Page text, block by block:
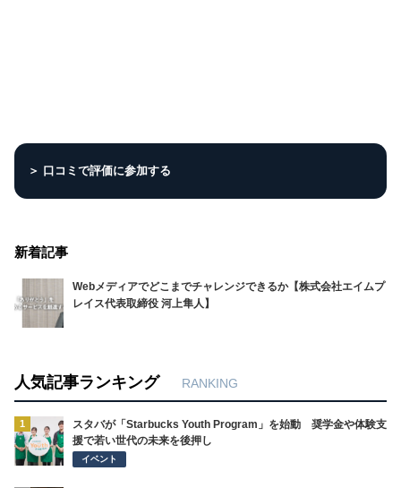
＞ 口コミで評価に参加する
新着記事
Webメディアでどこまでチャレンジできるか【株式会社エイムプ
レイス代表取締役 河上隼人】
人気記事ランキング RANKING
1
スタバが「Starbucks Youth Program」を始動 奨学金や体験支
援で若い世代の未来を後押し
イベント